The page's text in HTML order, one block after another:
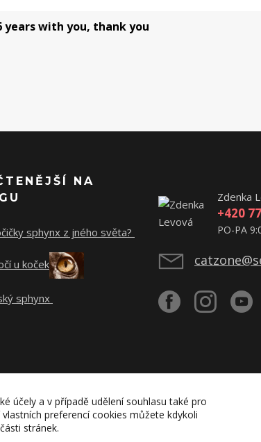
years with you, thank you
NA
sphynx z jného světa?
u koček
sphynx
Zdenka
+420
PO-PA
účely a v případě udělení souhlasu také pro
preferencí cookies můžete kdykoli
stránek.